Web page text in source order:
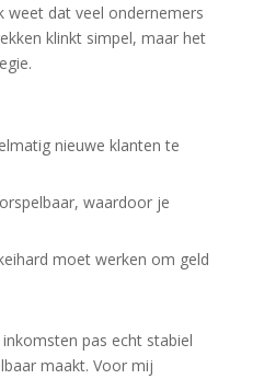
weet dat veel ondernemers
klinkt simpel, maar het
nieuwe klanten te
waardoor je
moet werken om geld
pas echt stabiel
maakt. Voor mij